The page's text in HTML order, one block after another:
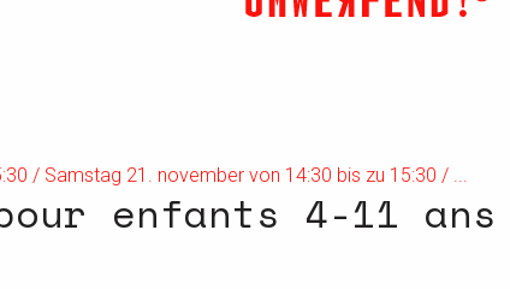
/ Samstag 21. november von 14:30 bis zu 15:30 / ...
enfants 4-11 ans